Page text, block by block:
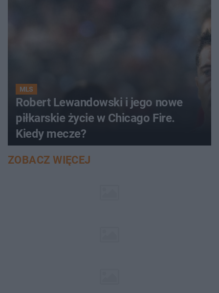
MLS
Robert Lewandowski i jego nowe
piłkarskie życie w Chicago Fire.
Kiedy mecze?
ZOBACZ WIĘCEJ